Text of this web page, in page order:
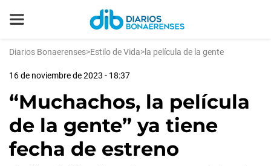
Diarios Bonaerenses>Estilo de Vida>la película de la gente
16 de noviembre de 2023 - 18:37
“Muchachos, la película
de la gente” ya tiene
fecha de estreno